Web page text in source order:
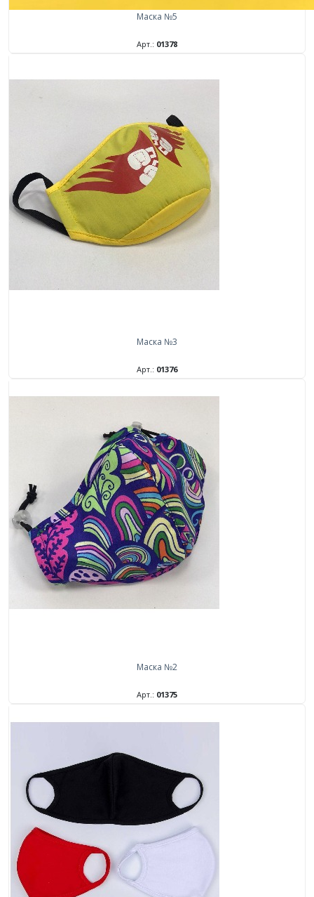
Маска №5
Арт.: 01378
Маска №3
Арт.: 01376
Маска №2
Арт.: 01375